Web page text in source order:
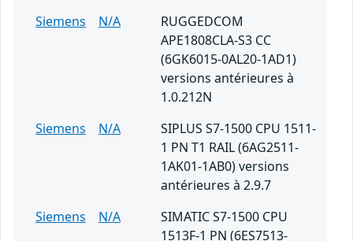
Siemens
N/A
RUGGEDCOM
APE1808CLA-S3 CC
(6GK6015-0AL20-1AD1)
versions antérieures à
1.0.212N
Siemens
N/A
SIPLUS S7-1500 CPU 1511-
1 PN T1 RAIL (6AG2511-
1AK01-1AB0) versions
antérieures à 2.9.7
Siemens
N/A
SIMATIC S7-1500 CPU
1513F-1 PN (6ES7513-